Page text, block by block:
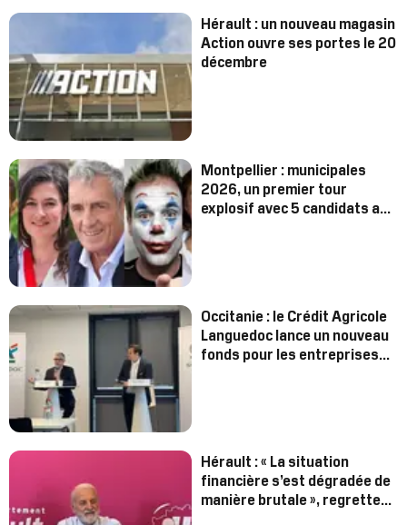
Hérault : un nouveau magasin
Action ouvre ses portes le 20
décembre
Montpellier : municipales
2026, un premier tour
explosif avec 5 candidats au
Occitanie : le Crédit Agricole
Languedoc lance un nouveau
fonds pour les entreprises
Hérault : « La situation
financière s’est dégradée de
manière brutale », regrette